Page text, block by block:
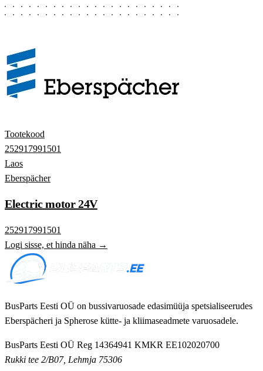
Tootekood
252917991501
Laos
Eberspächer
Electric motor 24V
252917991501
Logi sisse, et hinda näha →
BusParts Eesti OÜ on bussivaruosade edasimüüja spetsialiseerudes
Eberspächeri ja Spherose kütte- ja kliimaseadmete varuosadele.
BusParts Eesti OÜ Reg 14364941 KMKR EE102020700
Rukki tee 2/B07, Lehmja 75306